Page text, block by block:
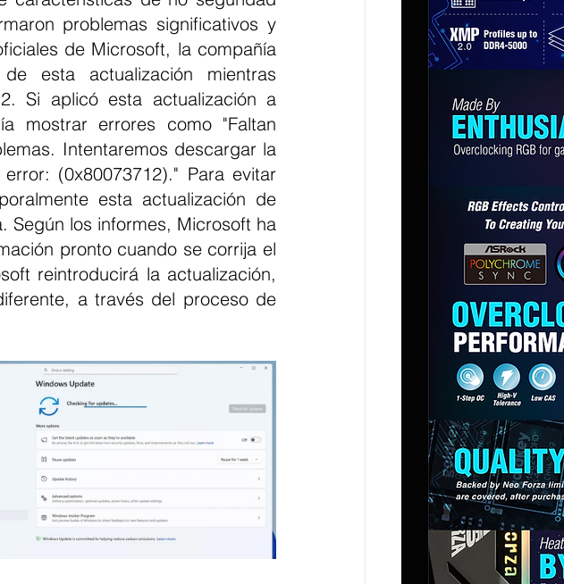
problemas significativos y
de Microsoft, la compañía
esta actualización mientras
Si aplicó esta actualización a
mostrar errores como "Faltan
Intentaremos descargar la
(0x80073712)." Para evitar
esta actualización de
Según los informes, Microsoft ha
pronto cuando se corrija el
reintroducirá la actualización,
a través del proceso de